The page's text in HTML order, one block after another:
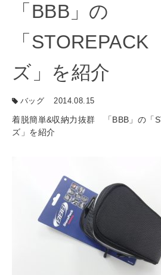
「BBB」の
「
ズ」を紹介
バッグ 2014.08.15
着脱簡単&収納力抜群 「BBB」の「
ズ」を紹介